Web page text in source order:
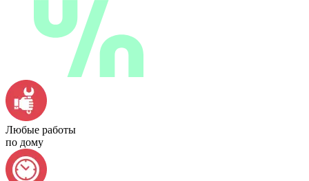
Любые работы
по дому